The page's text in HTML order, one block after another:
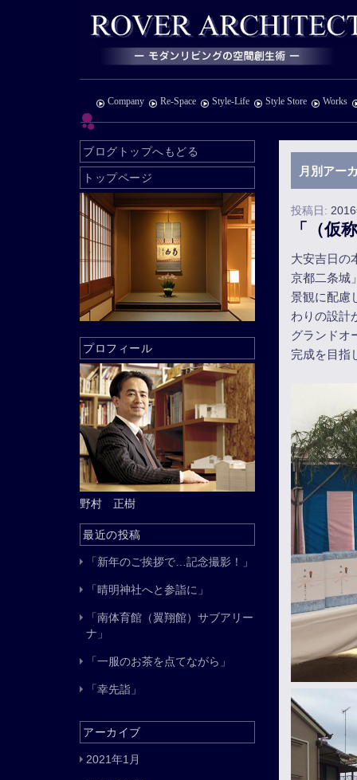
Company Re-Space Style-Life Style Store Works
月別アー
投稿日:
「（仮
大安吉日の
京都二条城
景観に配慮
わりの設計
グランドオ
完成を目指
ブログトップへもどる
トップページ
プロフィール
野村 正樹
最近の投稿
「新年のご挨拶で…記念撮影！」
「晴明神社へと参詣に」
「南体育館（翼翔館）サブアリー
ナ」
「一服のお茶を点てながら」
「幸先詣」
アーカイブ
2021年1月